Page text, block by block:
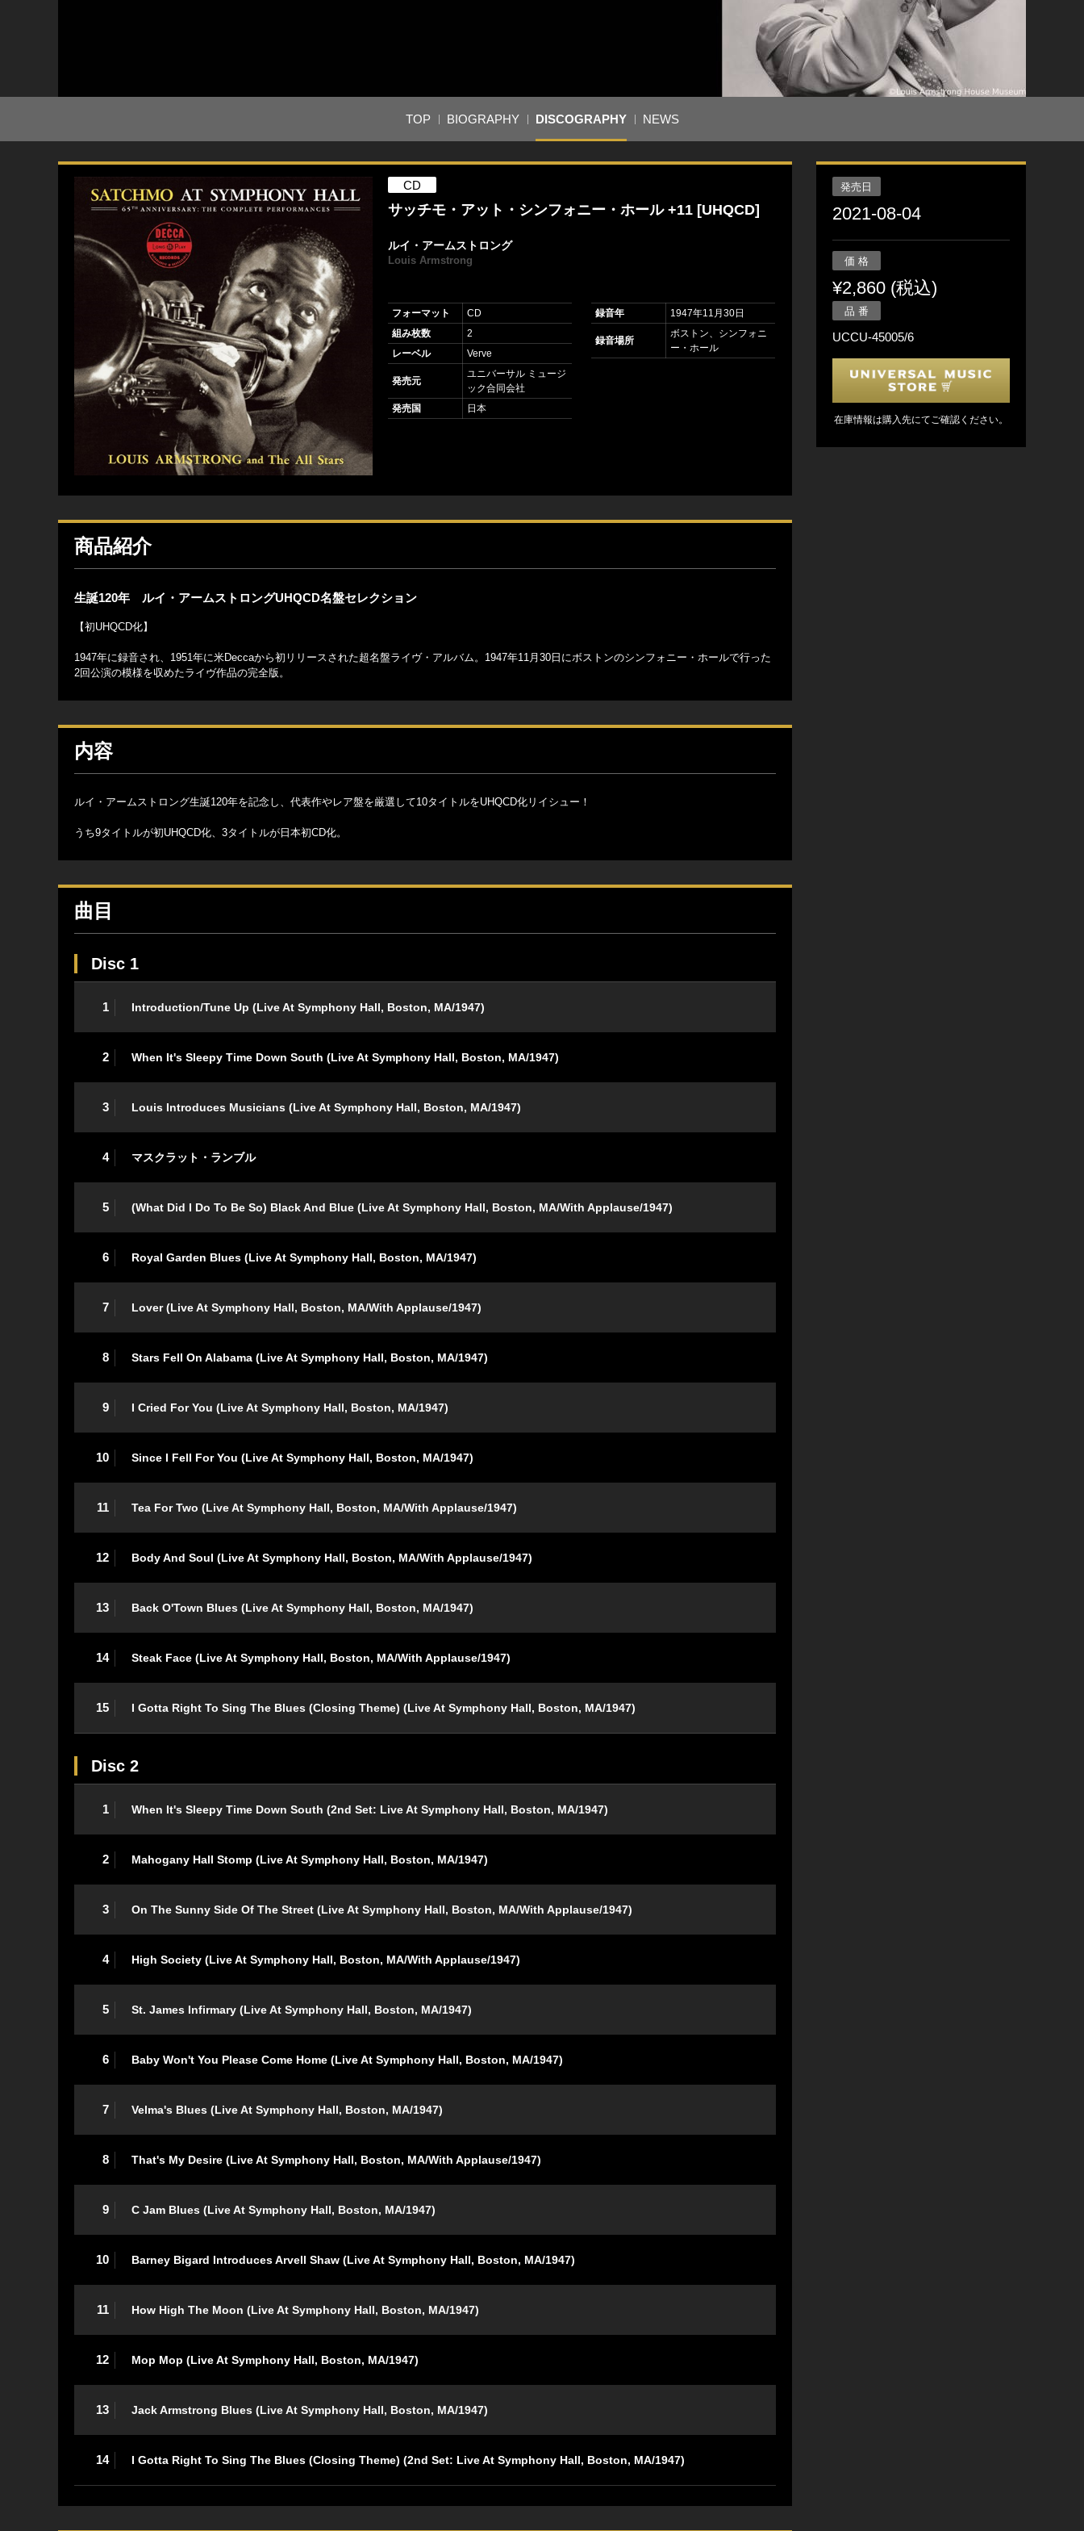
TOP BIOGRAPHY DISCOGRAPHY NEWS
CD
サッチモ・アット・シンフォニー・ホール +11 [UHQCD]
ルイ・アームストロング
Louis Armstrong
フォーマット
CD
組み枚数
2
レーベル
Verve
発売元
ユニバーサル ミュージ
ック合同会社
発売国
日本
録音年 1947年11月30日
録音場所
ボストン、シンフォニ
ー・ホール
商品紹介
生誕120年 ルイ・アームストロングUHQCD名盤セレクション
【初UHQCD化】
1947年に録音され、1951年に米Deccaから初リリースされた超名盤ライヴ・アルバム。1947年11月30日にボストンのシンフォニー・ホールで行った
2回公演の模様を収めたライヴ作品の完全版。
内容
ルイ・アームストロング生誕120年を記念し、代表作やレア盤を厳選して10タイトルをUHQCD化リイシュー！
うち9タイトルが初UHQCD化、3タイトルが日本初CD化。
曲目
Disc 1
1 Introduction/Tune Up (Live At Symphony Hall, Boston, MA/1947)
2 When It's Sleepy Time Down South (Live At Symphony Hall, Boston, MA/1947)
3 Louis Introduces Musicians (Live At Symphony Hall, Boston, MA/1947)
4 マスクラット・ランブル
5 (What Did I Do To Be So) Black And Blue (Live At Symphony Hall, Boston, MA/With Applause/1947)
6 Royal Garden Blues (Live At Symphony Hall, Boston, MA/1947)
7 Lover (Live At Symphony Hall, Boston, MA/With Applause/1947)
8 Stars Fell On Alabama (Live At Symphony Hall, Boston, MA/1947)
9 I Cried For You (Live At Symphony Hall, Boston, MA/1947)
10 Since I Fell For You (Live At Symphony Hall, Boston, MA/1947)
11 Tea For Two (Live At Symphony Hall, Boston, MA/With Applause/1947)
12 Body And Soul (Live At Symphony Hall, Boston, MA/With Applause/1947)
13 Back O'Town Blues (Live At Symphony Hall, Boston, MA/1947)
14 Steak Face (Live At Symphony Hall, Boston, MA/With Applause/1947)
15 I Gotta Right To Sing The Blues (Closing Theme) (Live At Symphony Hall, Boston, MA/1947)
Disc 2
1 When It's Sleepy Time Down South (2nd Set: Live At Symphony Hall, Boston, MA/1947)
2 Mahogany Hall Stomp (Live At Symphony Hall, Boston, MA/1947)
3 On The Sunny Side Of The Street (Live At Symphony Hall, Boston, MA/With Applause/1947)
4 High Society (Live At Symphony Hall, Boston, MA/With Applause/1947)
5 St. James Infirmary (Live At Symphony Hall, Boston, MA/1947)
6 Baby Won't You Please Come Home (Live At Symphony Hall, Boston, MA/1947)
7 Velma's Blues (Live At Symphony Hall, Boston, MA/1947)
8 That's My Desire (Live At Symphony Hall, Boston, MA/With Applause/1947)
9 C Jam Blues (Live At Symphony Hall, Boston, MA/1947)
10 Barney Bigard Introduces Arvell Shaw (Live At Symphony Hall, Boston, MA/1947)
11 How High The Moon (Live At Symphony Hall, Boston, MA/1947)
12 Mop Mop (Live At Symphony Hall, Boston, MA/1947)
13 Jack Armstrong Blues (Live At Symphony Hall, Boston, MA/1947)
14 I Gotta Right To Sing The Blues (Closing Theme) (2nd Set: Live At Symphony Hall, Boston, MA/1947)
発売日
2021-08-04
価 格
¥2,860 (税込)
品 番
UCCU-45005/6
在庫情報は購入先にてご確認ください。